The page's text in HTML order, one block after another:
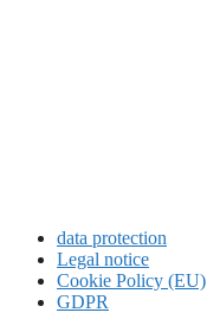
data protection
Legal notice
Cookie Policy (EU)
GDPR